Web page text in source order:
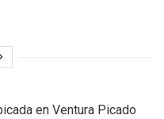
en Ventura Picado